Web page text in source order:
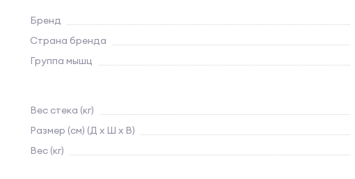
Бренд
Страна бренда
Группа мышц
Вес стека (кг)
Размер (см) (Д х Ш х В)
Вес (кг)